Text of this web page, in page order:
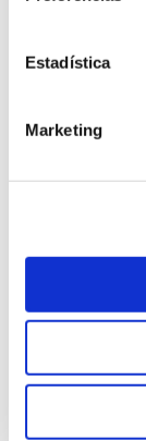
Estadística
Marketing